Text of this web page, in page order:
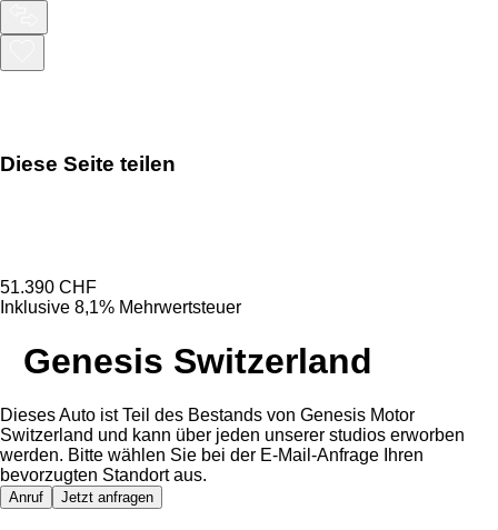
Diese Seite teilen
51.390 CHF
Inklusive 8,1% Mehrwertsteuer
Genesis Switzerland
Dieses Auto ist Teil des Bestands von Genesis Motor
Switzerland und kann über jeden unserer studios erworben
werden. Bitte wählen Sie bei der E-Mail-Anfrage Ihren
bevorzugten Standort aus.
Anruf Jetzt anfragen